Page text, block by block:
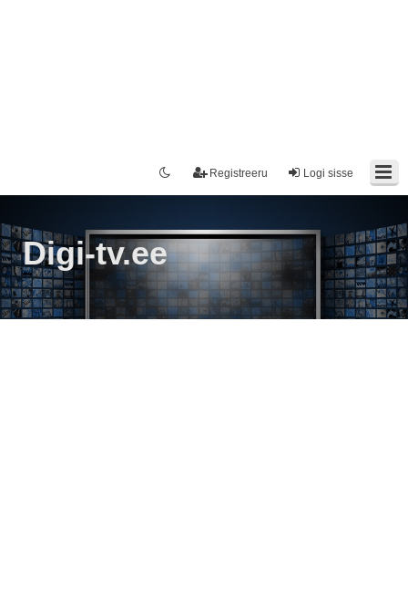
Logi sisse
Registreeru
Digi-tv.ee